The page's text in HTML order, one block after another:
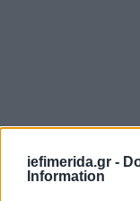
iefimerida.gr -
Information